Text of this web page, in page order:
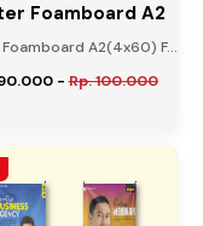
Foamboard A2
A2(4x60) F...
-Rp. 100.000